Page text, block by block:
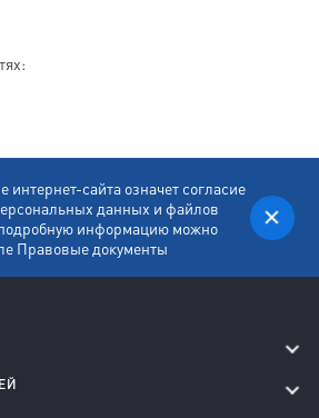
интернет-сайта означет согласие
данных и файлов
информацию можно
Правовые документы